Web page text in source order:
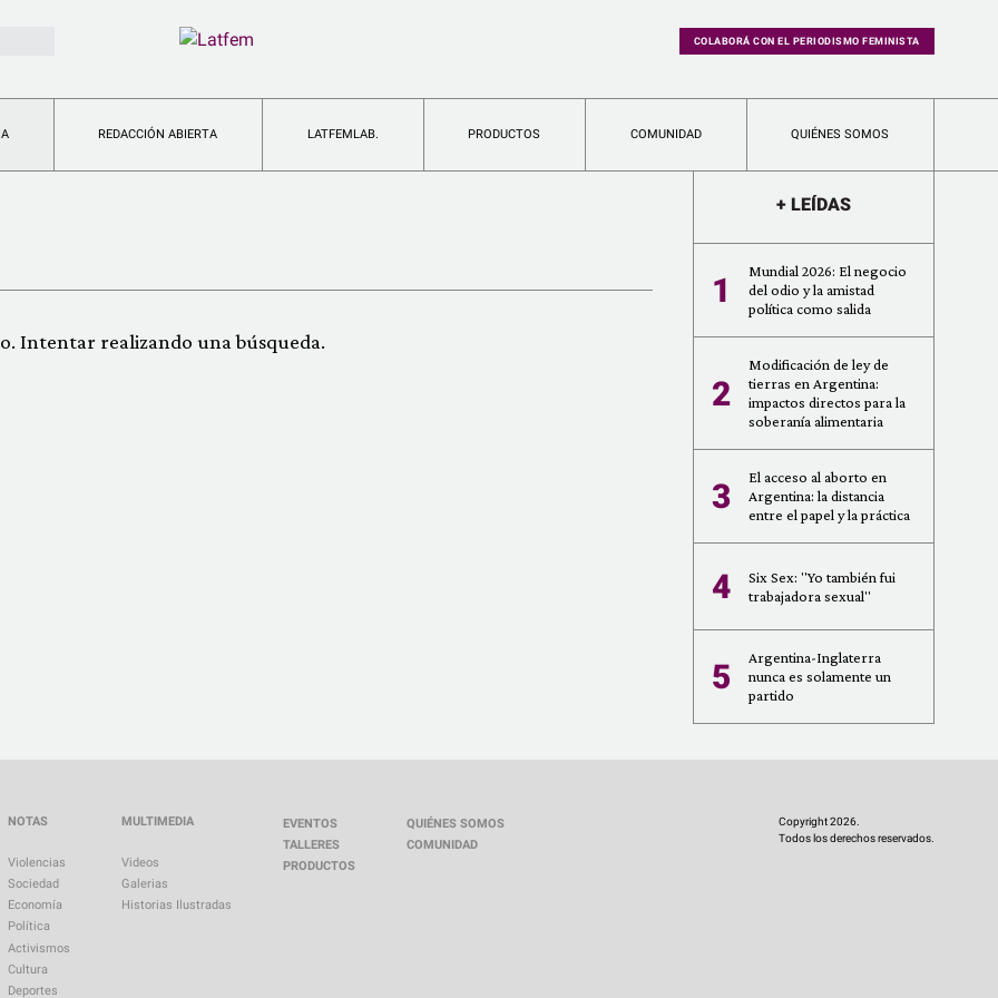
COLABORÁ CON EL PERIODISMO FEMINISTA
REDACCIÓN ABIERTA LATFEMLAB. PRODUCTOS COMUNIDAD QUIÉNES SOMOS
Intentar realizando una búsqueda.
+ LEÍDAS
1
Mundial 2026: El negocio
del odio y la amistad
política como salida
2
Modificación de ley de
tierras en Argentina:
impactos directos para la
soberanía alimentaria
3
El acceso al aborto en
Argentina: la distancia
entre el papel y la práctica
4
Six Sex: "Yo también fui
trabajadora sexual"
5
Argentina-Inglaterra
nunca es solamente un
partido
NOTAS
Violencias
Sociedad
Economía
Política
Activismos
Cultura
Deportes
MULTIMEDIA
Videos
Galerias
Historias Ilustradas
EVENTOS
TALLERES
PRODUCTOS
QUIÉNES SOMOS
COMUNIDAD
Copyright 2026.
Todos los derechos reservados.